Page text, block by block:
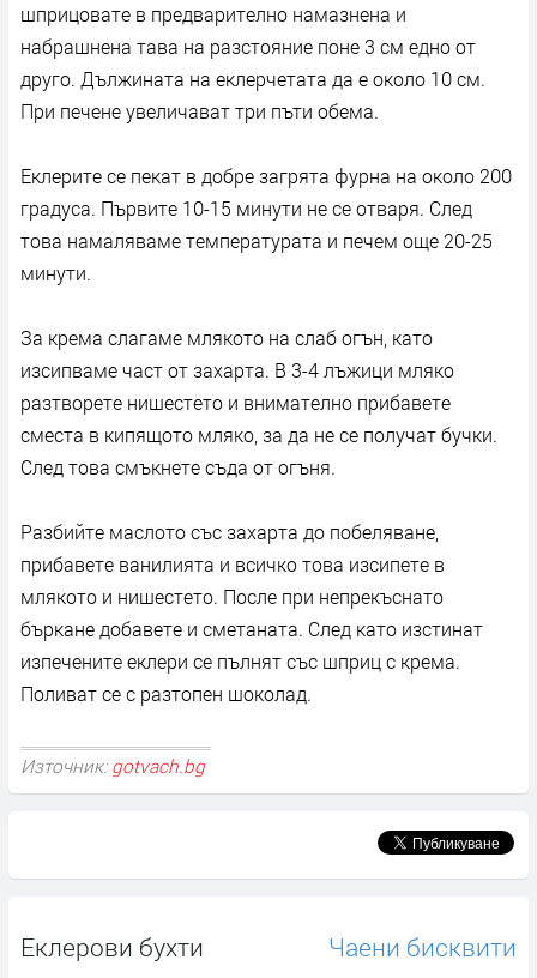
шприцовате в предварително намазнена и
набрашнена тава на разстояние поне 3 см едно от
друго. Дължината на еклерчетата да е около 10 см.
При печене увеличават три пъти обема.
Еклерите се пекат в добре загрята фурна на около 200
градуса. Първите 10-15 минути не се отваря. След
това намаляваме температурата и печем още 20-25
минути.
За крема слагаме млякото на слаб огън, като
изсипваме част от захарта. В 3-4 лъжици мляко
разтворете нишестето и внимателно прибавете
сместа в кипящото мляко, за да не се получат бучки.
След това смъкнете съда от огъня.
Разбийте маслото със захарта до побеляване,
прибавете ванилията и всичко това изсипете в
млякото и нишестето. После при непрекъснато
бъркане добавете и сметаната. След като изстинат
изпечените еклери се пълнят със шприц с крема.
Поливат се с разтопен шоколад.
Източник: gotvach.bg
Еклерови бухти Чаени бисквити